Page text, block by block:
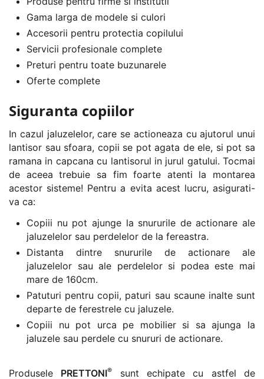
Gama larga de modele si culori
Accesorii pentru protectia copilului
Servicii profesionale complete
Preturi pentru toate buzunarele
Oferte complete
Siguranta copiilor
In cazul jaluzelelor, care se actioneaza cu ajutorul unui
lantisor sau sfoara, copii se pot agata de ele, si pot sa
ramana in capcana cu lantisorul in jurul gatului. Tocmai
de aceea trebuie sa fim foarte atenti la montarea
acestor sisteme! Pentru a evita acest lucru, asigurati-
va ca:
Copiii nu pot ajunge la snururile de actionare ale
jaluzelelor sau perdelelor de la fereastra.
Distanta dintre snururile de actionare ale
jaluzelelor sau ale perdelelor si podea este mai
mare de 160cm.
Patuturi pentru copii, paturi sau scaune inalte sunt
departe de ferestrele cu jaluzele.
Copiii nu pot urca pe mobilier si sa ajunga la
jaluzele sau perdele cu snururi de actionare.
Produsele PRETTONI®
sunt echipate cu astfel de